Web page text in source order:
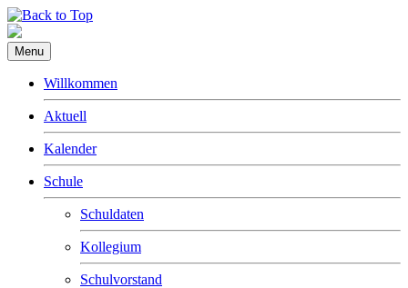
Menu
Willkommen
Aktuell
Kalender
Schule
Schuldaten
Kollegium
Schulvorstand